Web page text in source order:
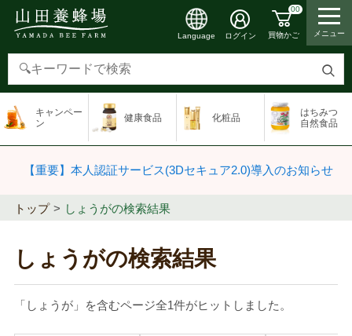
検
す
Language ログイン
00
買物かご メニュー
キャンペー
ン
健康食品 化粧品
はちみつ
自然食品
【重要】本人認証サービス(3Dセキュア2.0)導入のお知らせ
トップ しょうがの検索結果
しょうがの検索結果
「しょうが」を含むページ全1件がヒットしました。